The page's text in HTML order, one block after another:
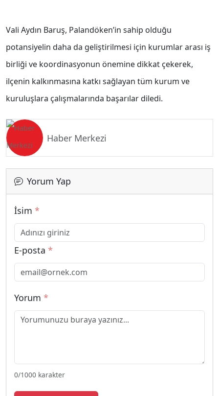
Vali Aydın Baruş, Palandöken’in sahip olduğu
potansiyelin daha da geliştirilmesi için kurumlar arası iş
birliği ve koordinasyonun önemine dikkat çekerek,
ilçenin kalkınmasına katkı sağlayan tüm kurum ve
kuruluşlara çalışmalarında başarılar diledi.
Haber Merkezi
Yorum Yap
İsim *
E-posta *
Yorum *
0/1000 karakter